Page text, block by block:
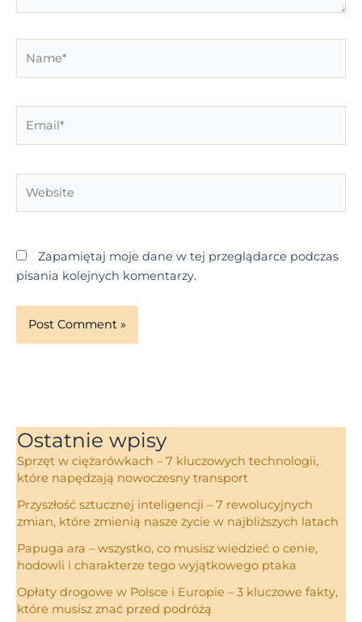
Zapamiętaj moje dane w tej przeglądarce podczas
pisania kolejnych komentarzy.
Ostatnie wpisy
Sprzęt w ciężarówkach – 7 kluczowych technologii,
które napędzają nowoczesny transport
Przyszłość sztucznej inteligencji – 7 rewolucyjnych
zmian, które zmienią nasze życie w najbliższych latach
Papuga ara – wszystko, co musisz wiedzieć o cenie,
hodowli i charakterze tego wyjątkowego ptaka
Opłaty drogowe w Polsce i Europie – 3 kluczowe fakty,
które musisz znać przed podróżą